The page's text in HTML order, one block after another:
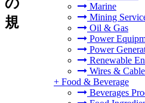
Marine
Mining
Oil & Gas
Power
Power
Renewable
Wires &
+ Food & Beverage
Beverages
規